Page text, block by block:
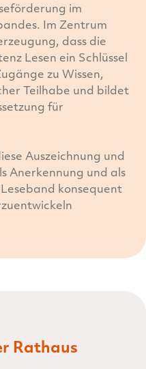
im
Im Zentrum
dass die
Lesen ein Schlüssel
zu Wissen,
Teilhabe und bildet
für
Auszeichnung und
Anerkennung und als
konsequent
Rathaus